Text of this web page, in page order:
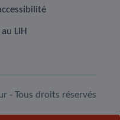
LIH
- Tous droits réservés